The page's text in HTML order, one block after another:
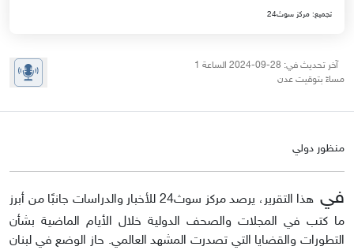
تجميع: مركز سوث24
آخر تحديث في: 28-09-2024 الساعة 1
مساءً بتوقيت عدن
منظور دولي
في
هذا التقرير، يرصد مركز سوث24 للأخبار والدراسات جانبًا من أبرز
ما كتب في المجلات والصحف الدولية خلال الأيام الماضية بشأن
التطورات والقضايا التي تصدرت المشهد العالمي. حاز الوضع في لبنان